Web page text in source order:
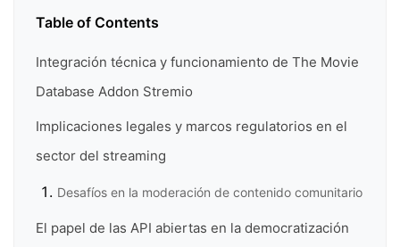
Table of Contents
Integración técnica y funcionamiento de The Movie
Database Addon Stremio
Implicaciones legales y marcos regulatorios en el
sector del streaming
Desafíos en la moderación de contenido comunitario
El papel de las API abiertas en la democratización